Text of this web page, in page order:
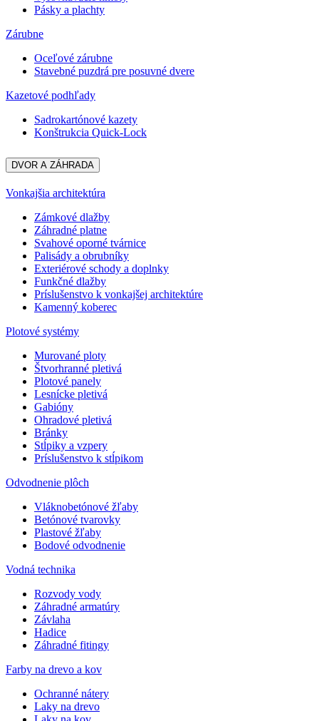
Pásky a plachty
Zárubne
Oceľové zárubne
Stavebné puzdrá pre posuvné dvere
Kazetové podhľady
Sadrokartónové kazety
Konštrukcia Quick-Lock
DVOR A ZÁHRADA
Vonkajšia architektúra
Zámkové dlažby
Záhradné platne
Svahové oporné tvárnice
Palisády a obrubníky
Exteriérové schody a doplnky
Funkčné dlažby
Príslušenstvo k vonkajšej architektúre
Kamenný koberec
Plotové systémy
Murované ploty
Štvorhranné pletivá
Plotové panely
Lesnícke pletivá
Gabióny
Ohradové pletivá
Bránky
Stĺpiky a vzpery
Príslušenstvo k stĺpikom
Odvodnenie plôch
Vláknobetónové žľaby
Betónové tvarovky
Plastové žľaby
Bodové odvodnenie
Vodná technika
Rozvody vody
Záhradné armatúry
Závlaha
Hadice
Záhradné fitingy
Farby na drevo a kov
Ochranné nátery
Laky na drevo